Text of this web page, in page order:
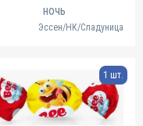
ночь
Эссен/НК/Сладуница
1 шт.